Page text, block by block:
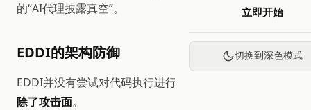
立即开始
切换到深色模式
的“AI代理披露真空”。
EDDI的架构防御
EDDI并没有尝试对代码执行进行沙箱处理，而是
除了攻击面。